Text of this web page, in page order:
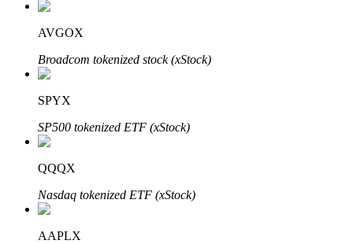
احصل على أرباح طويلة الأجل وفوائد مرنة
تعلم الستاكينغ
تعرف على كيفية كسب الدخل السلبي
Bitrue
AVGOX
Broadcom tokenized stock (xStock)
SPYX
SP500 tokenized ETF (xStock)
QQQX
Nasdaq tokenized ETF (xStock)
AAPLX